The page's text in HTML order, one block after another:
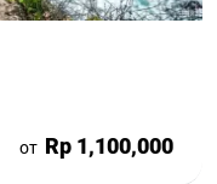
от Rp 1,100,000